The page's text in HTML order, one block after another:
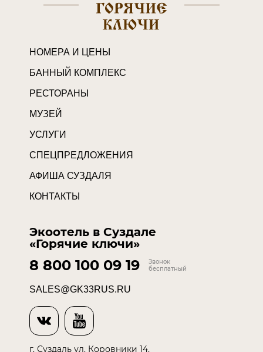
НОМЕРА И ЦЕНЫ
БАННЫЙ КОМПЛЕКС
РЕСТОРАНЫ
МУЗЕЙ
УСЛУГИ
СПЕЦПРЕДЛОЖЕНИЯ
АФИША СУЗДАЛЯ
КОНТАКТЫ
Экоотель в Суздале
«Горячие ключи»
8 800 100 09 19
Звонок
бесплатный
SALES@GK33RUS.RU
г. Суздаль ул. Коровники 14,